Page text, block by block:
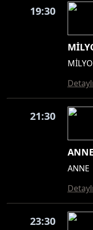
19:30
21:30
ANNE
ANNE
23:30